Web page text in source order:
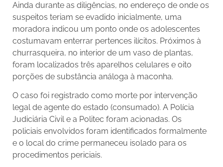
Ainda durante as diligências, no endereço de onde os
suspeitos teriam se evadido inicialmente, uma
moradora indicou um ponto onde os adolescentes
costumavam enterrar pertences ilícitos. Próximos à
churrasqueira, no interior de um vaso de plantas,
foram localizados três aparelhos celulares e oito
porções de substância análoga à maconha.
O caso foi registrado como morte por intervenção
legal de agente do estado (consumado). A Polícia
Judiciária Civil e a Politec foram acionadas. Os
policiais envolvidos foram identificados formalmente
e o local do crime permaneceu isolado para os
procedimentos periciais.